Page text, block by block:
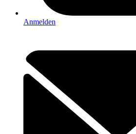
Anmelden